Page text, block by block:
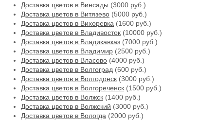
Доставка цветов в Винсады (3000 руб.)
Доставка цветов в Витязево (5000 руб.)
Доставка цветов в Вихоревка (1600 руб.)
Доставка цветов в Владивосток (10000 руб.)
Доставка цветов в Владикавказ (7000 руб.)
Доставка цветов в Владимир (2500 руб.)
Доставка цветов в Власово (4000 руб.)
Доставка цветов в Волгоград (600 руб.)
Доставка цветов в Волгодонск (3000 руб.)
Доставка цветов в Волгореченск (1500 руб.)
Доставка цветов в Волжск (1400 руб.)
Доставка цветов в Волжский (3000 руб.)
Доставка цветов в Вологда (2000 руб.)